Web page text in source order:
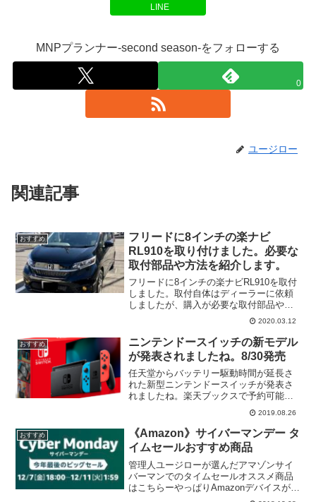
LINE
MNPプランナー-second season-をフォローする
0
ユージロー
関連記事
おすすめ
フリードに8インチの楽ナビ
RL910を取り付けました。必要な
取付部品や方法を紹介します。
フリードに8インチの楽ナビRL910を取付
しました。取付自体はディーラーに依頼
しましたが、購入が必要な取付部品や方
2020.03.12
おすすめ
ニンテンドースイッチの新モデル
が発表されましたね。8/30発売
任天堂からバッテリー駆動時間が延長さ
れた新型ニンテンドースイッチが発表さ
れましたね。楽天ブックスで予約可能で
す。Nintendo Switch Joy-Con(L) ネオンブ
ルー/(R) ネオンレッド価格：32378円（税
込、送料無料) (...
2019.08.26
おすすめ
《Amazon》サイバーマンデー タ
イムセールおすすめ商品
管理人ユージローが選んだアマゾンサイ
バーマンでのタイムセールオススメ商品
はこちらーやっぱりAmazonデバイスがお
得ですね。Fire HD 8 タブレット (8インチ